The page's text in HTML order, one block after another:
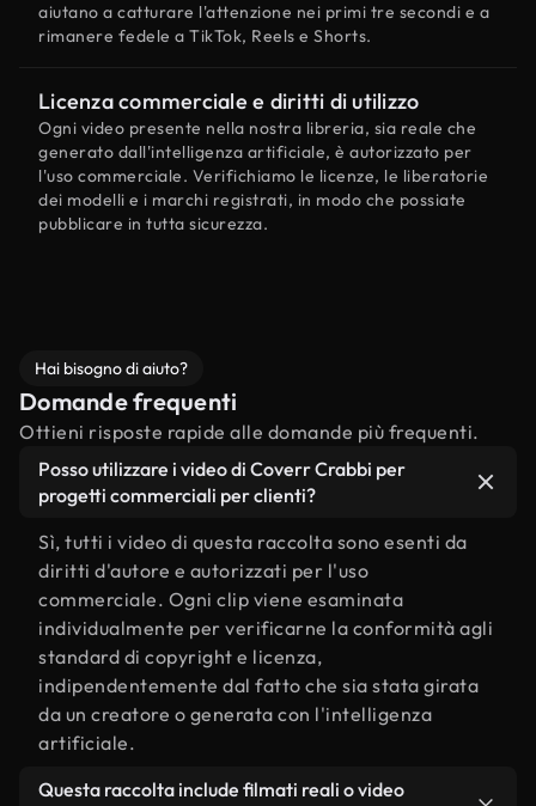
aiutano a catturare l'attenzione nei primi tre secondi e a
rimanere fedele a TikTok, Reels e Shorts.
Licenza commerciale e diritti di utilizzo
Ogni video presente nella nostra libreria, sia reale che
generato dall'intelligenza artificiale, è autorizzato per
l'uso commerciale. Verifichiamo le licenze, le liberatorie
dei modelli e i marchi registrati, in modo che possiate
pubblicare in tutta sicurezza.
Hai bisogno di aiuto?
Domande frequenti
Ottieni risposte rapide alle domande più frequenti.
Posso utilizzare i video di Coverr Crabbi per
progetti commerciali per clienti?
Sì, tutti i video di questa raccolta sono esenti da
diritti d'autore e autorizzati per l'uso
commerciale. Ogni clip viene esaminata
individualmente per verificarne la conformità agli
standard di copyright e licenza,
indipendentemente dal fatto che sia stata girata
da un creatore o generata con l'intelligenza
artificiale.
Questa raccolta include filmati reali o video